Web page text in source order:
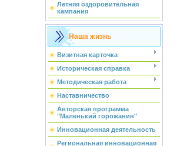
Летняя оздоровительная
кампания
Наша жизнь
Визитная карточка
Историческая справка
Методическая работа
Наставничество
Авторская программа
"Маленький горожанин"
Инновационная деятельность
Региональная инновационная